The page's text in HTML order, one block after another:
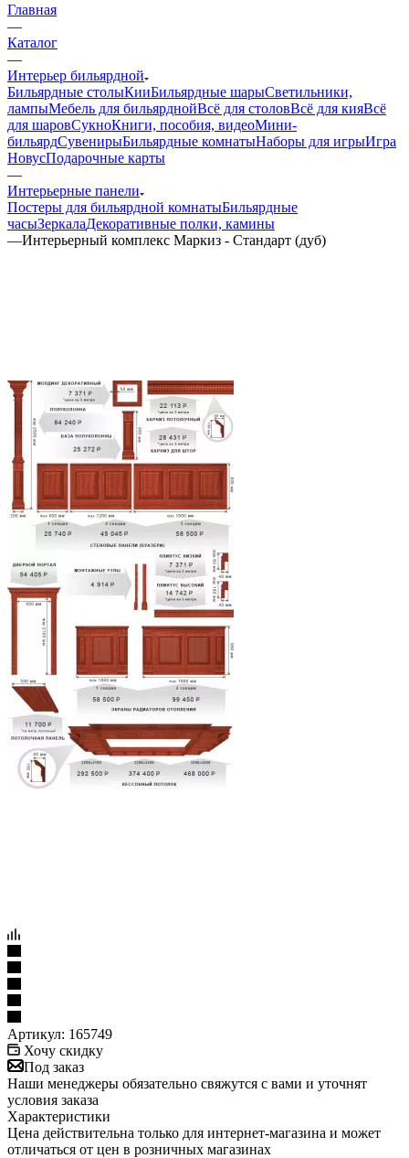
Главная
—
Каталог
—
Интерьер бильярдной
Бильярдные столыКииБильярдные шарыСветильники,
лампыМебель для бильярднойВсё для столовВсё для кияВсё
для шаровСукноКниги, пособия, видеоМини-
бильярдСувенирыБильярдные комнатыНаборы для игрыИгра
НовусПодарочные карты
—
Интерьерные панели
Постеры для бильярдной комнатыБильярдные
часыЗеркалаДекоративные полки, камины
—Интерьерный комплекс Маркиз - Стандарт (дуб)
Артикул: 165749
Хочу скидку
Под заказ
Наши менеджеры обязательно свяжутся с вами и уточнят
условия заказа
Характеристики
Цена действительна только для интернет-магазина и может
отличаться от цен в розничных магазинах